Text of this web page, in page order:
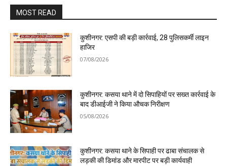
MOST READ
कुशीनगर: एसपी की बड़ी कार्रवाई, 28 पुलिसकर्मी लाइन
हाजिर
07/08/2026
कुशीनगर: कसया थाने में दो सिपाहियों पर सख्त कार्रवाई के
बाद डीआईजी ने किया औचक निरीक्षण
05/08/2026
कुशीनगर: कसया थाने के सिपाही पर ढाबा संचालक से
लड़की की डिमांड और मारपीट पर बड़ी कार्यवाही